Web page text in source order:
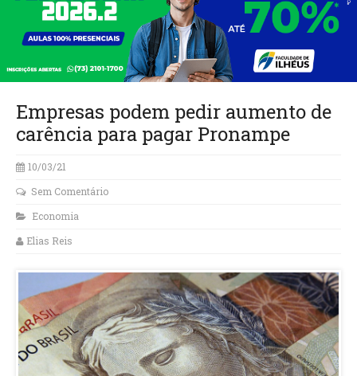
Empresas podem pedir aumento de
carência para pagar Pronampe
10/03/21
Sem Comentário
Economia
Elias Reis